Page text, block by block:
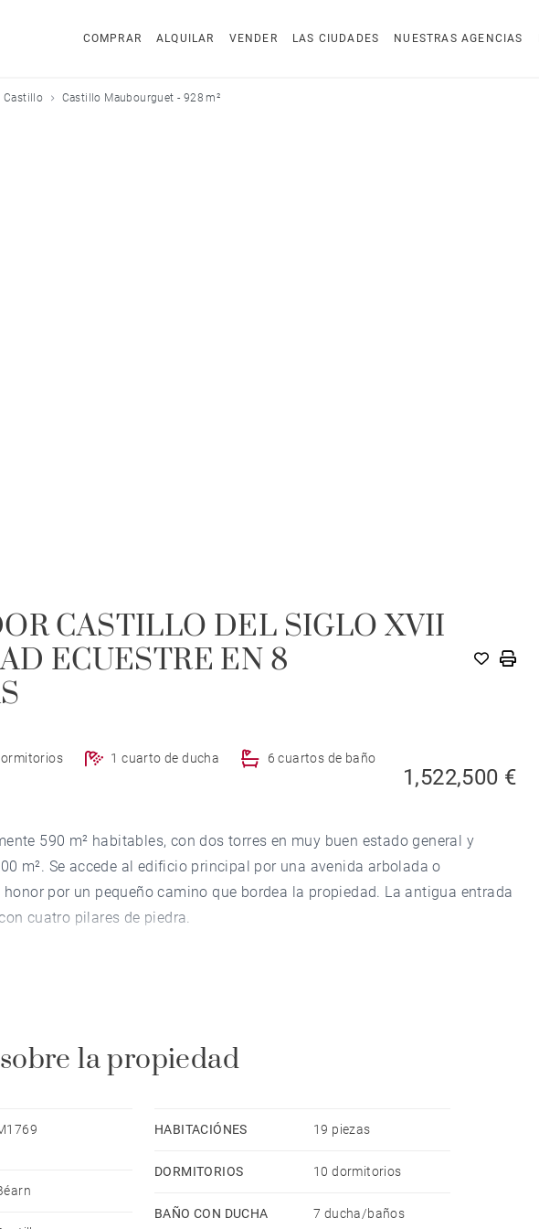
COMPRAR ALQUILAR VENDER LAS CIUDADES NUESTRAS AGENCIAS
Castillo Castillo Maubourguet - 928 m²
CASTILLO DEL SIGLO XVII
ECUESTRE EN 8
1 cuarto de ducha
6 cuartos de baño
1,522,500 €
590 m² habitables, con dos torres en muy buen estado general y
m². Se accede al edificio principal por una avenida arbolada o
por un pequeño camino que bordea la propiedad. La antigua entrada
cuatro pilares de piedra.
y robles. Las dependencias incluyen un apartamento de 125 m², un
también dispone de un estanques, un bassin (antigua piscina de 14x5
se encuentra un gran vestíbulo de entrada de 50 m², un amplio salón
una cocina moderna y equipada, un cuarto técnico, un despacho y un
suelos son de baldosas de terracota o parquet.
pasillo da acceso a un despacho, un vestidor, seis dormitorios y cinco
la propiedad
HABITACIÓNES 19 piezas
DORMITORIOS 10 dormitorios
BAÑO CON DUCHA 7 ducha/baños